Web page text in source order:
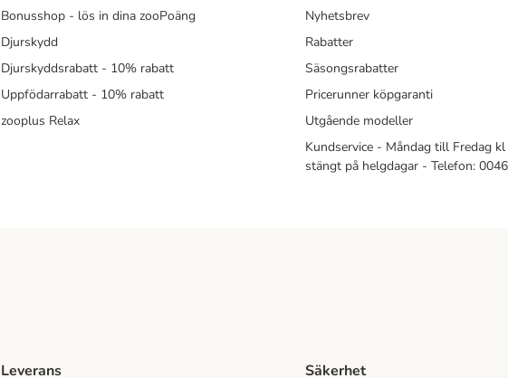
Bonusshop - lös in dina zooPoäng
Djurskydd
Djurskyddsrabatt - 10% rabatt
Uppfödarrabatt - 10% rabatt
zooplus Relax
Nyhetsbrev
Rabatter
Säsongsrabatter
Pricerunner köpgaranti
Utgående modeller
Kundservice - Måndag till Fredag
stängt på helgdagar - Telefon:
Leverans Säkerhet